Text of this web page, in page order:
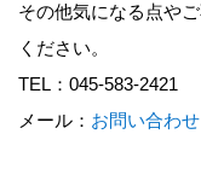
その他気になる点や
ください。
TEL：045-583-2421
メール： お問い合わ